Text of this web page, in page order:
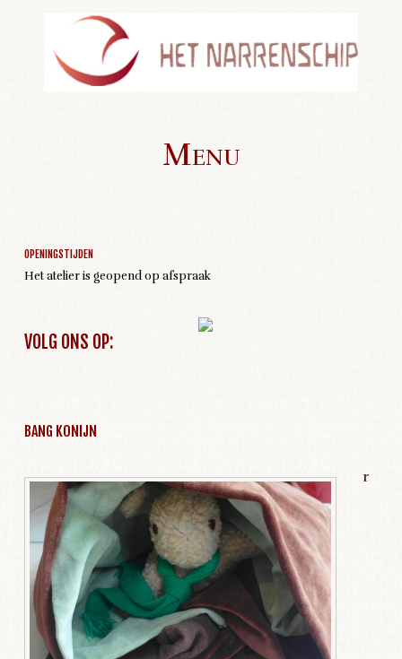
Menu
OPENINGSTIJDEN
Het atelier is geopend op afspraak
VOLG ONS OP:
BANG KONIJN
r